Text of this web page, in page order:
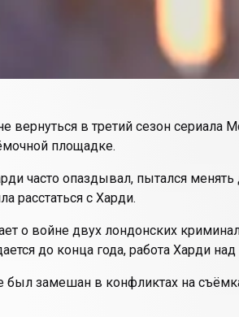
вернуться в третий сезон сериала
площадке.
часто опаздывал, пытался
расстаться с Харди.
о войне двух лондонских
до конца года, работа Харди
был замешан в конфликтах на